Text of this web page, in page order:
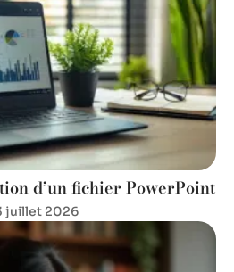
d’un fichier PowerPoint
juillet 2026